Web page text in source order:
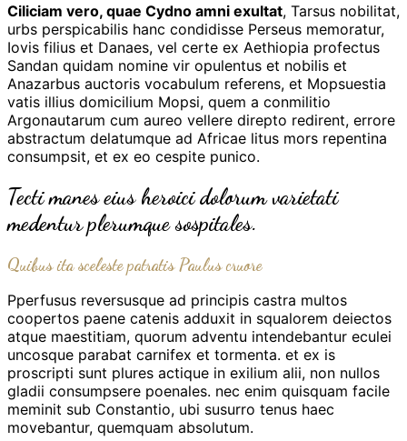
Ciliciam vero, quae Cydno amni exultat, Tarsus nobilitat,
urbs perspicabilis hanc condidisse Perseus memoratur,
Iovis filius et Danaes, vel certe ex Aethiopia profectus
Sandan quidam nomine vir opulentus et nobilis et
Anazarbus auctoris vocabulum referens, et Mopsuestia
vatis illius domicilium Mopsi, quem a conmilitio
Argonautarum cum aureo vellere direpto redirent, errore
abstractum delatumque ad Africae litus mors repentina
consumpsit, et ex eo cespite punico.
Tecti manes eius heroici dolorum varietati
medentur plerumque sospitales.
Quibus ita sceleste patratis Paulus cruore
Pperfusus reversusque ad principis castra multos
coopertos paene catenis adduxit in squalorem deiectos
atque maestitiam, quorum adventu intendebantur eculei
uncosque parabat carnifex et tormenta. et ex is
proscripti sunt plures actique in exilium alii, non nullos
gladii consumpsere poenales. nec enim quisquam facile
meminit sub Constantio, ubi susurro tenus haec
movebantur, quemquam absolutum.